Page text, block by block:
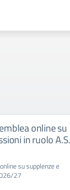
online su
in ruolo A.S.
su supplenze e
27